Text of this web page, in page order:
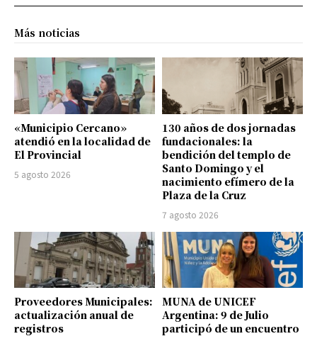
Más noticias
«Municipio Cercano»
atendió en la localidad de
El Provincial
5 agosto 2026
130 años de dos jornadas
fundacionales: la
bendición del templo de
Santo Domingo y el
nacimiento efímero de la
Plaza de la Cruz
7 agosto 2026
Proveedores Municipales:
actualización anual de
registros
MUNA de UNICEF
Argentina: 9 de Julio
participó de un encuentro